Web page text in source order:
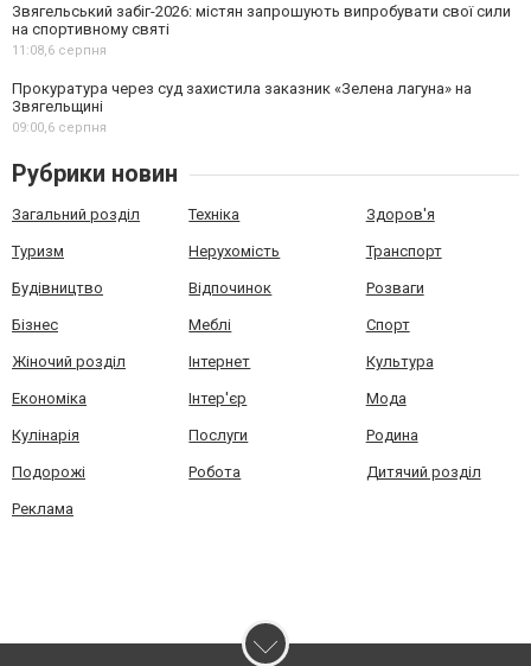
Звягельський забіг-2026: містян запрошують випробувати свої сили
на спортивному святі
11:08, 6 серпня
Прокуратура через суд захистила заказник «Зелена лагуна» на
Звягельщині
09:00, 6 серпня
Рубрики новин
Загальний розділ Техніка Здоров'я
Туризм Нерухомість Транспорт
Будівництво Відпочинок Розваги
Бізнес Меблі Спорт
Жіночий розділ Інтернет Культура
Економіка Інтер'єр Мода
Кулінарія Послуги Родина
Подорожі Робота Дитячий розділ
Реклама